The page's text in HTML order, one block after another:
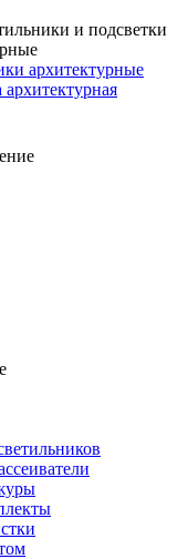
и подсветки
архитектурные
архитектурная